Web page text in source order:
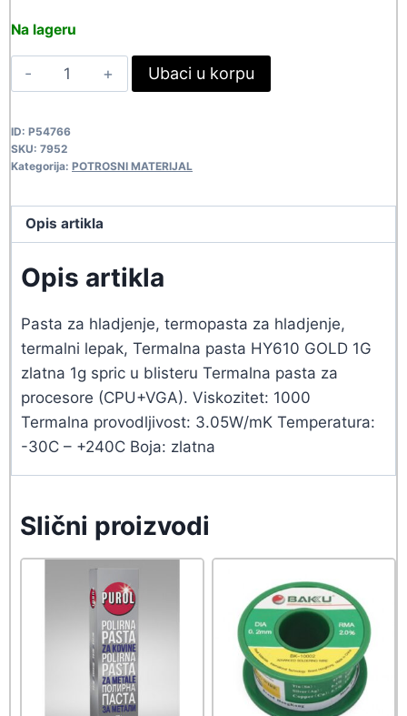
137,50 rsd. 125,00 rsd.
Na lageru
PASTA
ZA
1GR
HY610
quantity
Ubaci u korpu
ID: P54766
SKU: 7952
Kategorija: POTROSNI MATERIJAL
Opis artikla
Opis artikla
Pasta za hladjenje, termopasta za hladjenje,
termalni lepak, Termalna pasta HY610 GOLD 1G
zlatna 1g spric u blisteru Termalna pasta za
procesore (CPU+VGA). Viskozitet: 1000
Termalna provodljivost: 3.05W/mK Temperatura:
-30C – +240C Boja: zlatna
Slični proizvodi